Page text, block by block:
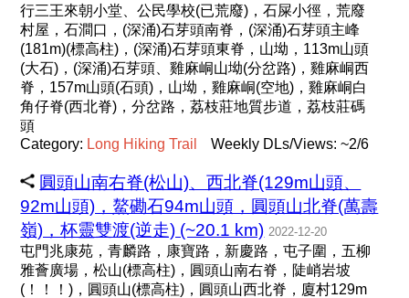
行三王來朝小堂、公民學校(已荒廢)，石屎小徑，荒廢
村屋，石澗口，(深涌)石芽頭南脊，(深涌)石芽頭主峰
(181m)(標高柱)，(深涌)石芽頭東脊，山坳，113m山頭
(大石)，(深涌)石芽頭、雞麻峒山坳(分岔路)，雞麻峒西
脊，157m山頭(石頭)，山坳，雞麻峒(空地)，雞麻峒白
角仔脊(西北脊)，分岔路，荔枝莊地質步道，荔枝莊碼
頭
Category: Long Hiking Trail Weekly DLs/Views: ~2/6
圓頭山南右脊(松山)、西北脊(129m山頭、
92m山頭)，鰲磡石94m山頭，圓頭山北脊(萬壽
嶺)，杯靈雙渡(逆走) (~20.1 km) 2022-12-20
屯門兆康苑，青麟路，康寶路，新慶路，屯子圍，五柳
雅薈廣場，松山(標高柱)，圓頭山南右脊，陡峭岩坡
(！！！)，圓頭山(標高柱)，圓頭山西北脊，廈村129m